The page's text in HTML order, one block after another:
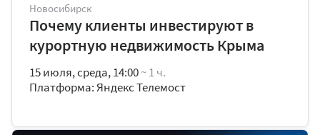
Новосибирск
Почему клиенты инвестируют в
курортную недвижимость Крыма
15 июля, среда, 14:00~ 1 ч.
Платформа: Яндекс Телемост